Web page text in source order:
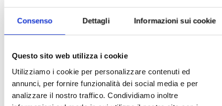
Consenso Dettagli Informazioni sui cookie
Questo sito web utilizza i cookie
Utilizziamo i cookie per personalizzare contenuti ed
annunci, per fornire funzionalità dei social media e per
analizzare il nostro traffico. Condividiamo inoltre
〉 Rubriche